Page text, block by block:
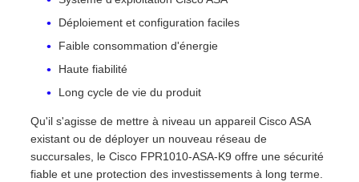
Déploiement et configuration faciles
Faible consommation d'énergie
Haute fiabilité
Long cycle de vie du produit
Qu'il s'agisse de mettre à niveau un appareil Cisco ASA
existant ou de déployer un nouveau réseau de
succursales, le Cisco FPR1010-ASA-K9 offre une sécurité
fiable et une protection des investissements à long terme.